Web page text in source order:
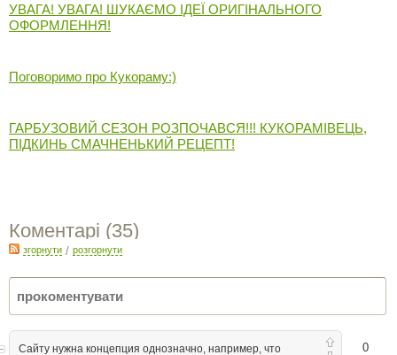
УВАГА! УВАГА! ШУКАЄМО ІДЕЇ ОРИГІНАЛЬНОГО
ОФОРМЛЕННЯ!
Поговоримо про Кукораму:)
ГАРБУЗОВИЙ СЕЗОН РОЗПОЧАВСЯ!!! КУКОРАМІВЕЦЬ,
ПІДКИНЬ СМАЧНЕНЬКИЙ РЕЦЕПТ!
Коментарі (35)
згорнути / розгорнути
0
Сайту нужна концепция однозначно, например, что